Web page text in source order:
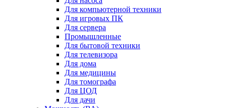
Для компьютерной техники
Для игровых ПК
Для сервера
Промышленные
Для бытовой техники
Для телевизора
Для дома
Для медицины
Для томографа
Для ЦОД
Для дачи